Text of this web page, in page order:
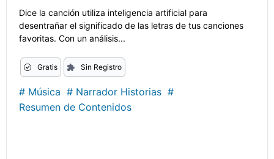
Dice la canción utiliza inteligencia artificial para
desentrañar el significado de las letras de tus canciones
favoritas. Con un análisis...
Gratis Sin Registro
# Música # Narrador Historias #
Resumen de Contenidos